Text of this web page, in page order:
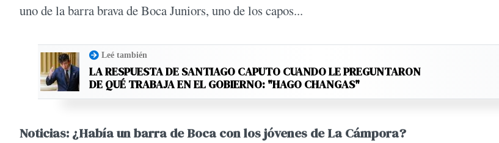
uno de la barra brava de Boca Juniors, uno de los capos...
Leé también
LA RESPUESTA DE SANTIAGO CAPUTO CUANDO LE PREGUNTARON
DE QUÉ TRABAJA EN EL GOBIERNO: "HAGO CHANGAS"
Noticias: ¿Había un barra de Boca con los jóvenes de La Cámpora?